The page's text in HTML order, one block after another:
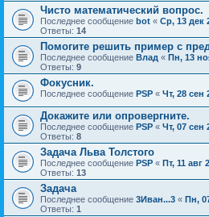
Чисто математический вопрос.
Последнее сообщение bot « Ср, 13 дек
Ответы: 14
Помогите решить пример с
Последнее сообщение Влад « Пн, 13
Ответы: 9
Фокусник.
Последнее сообщение PSP « Чт, 28 сен
Докажите или опровергните.
Последнее сообщение PSP « Чт, 07 сен
Ответы: 8
Задача Льва Толстого
Последнее сообщение PSP « Пт, 11 авг
Ответы: 13
Задача
Последнее сообщение 3Иван...3 « Пн,
Ответы: 1